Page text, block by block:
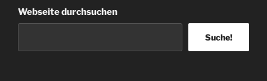
Webseite durchsuchen
Suche!